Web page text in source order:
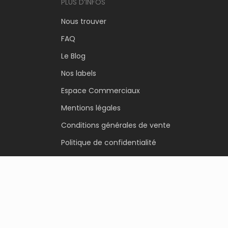
Nous trouver
FAQ
Le Blog
Nos labels
Espace Commerciaux
Mentions légales
Conditions générales de vente
Politique de confidentialité
Politique de cookies